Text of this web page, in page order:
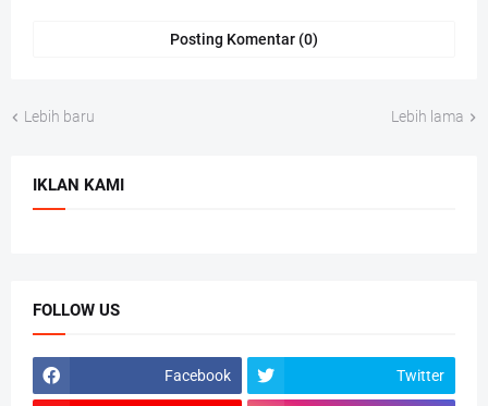
Posting Komentar (0)
Lebih baru Lebih lama
IKLAN KAMI
FOLLOW US
Facebook Twitter